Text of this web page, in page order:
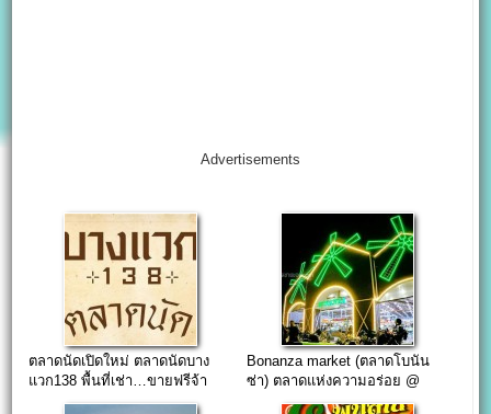
Advertisements
ตลาดนัดเปิดใหม่ ตลาดนัดบาง
แวก138 พื้นที่เช่า…ขายฟรีจ้า
Bonanza market (ตลาดโบนัน
ซ่า) ตลาดแห่งความอร่อย @
พุทธมณฑลสาย3